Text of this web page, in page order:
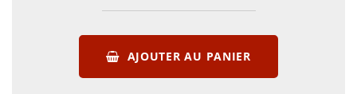
AJOUTER AU PANIER